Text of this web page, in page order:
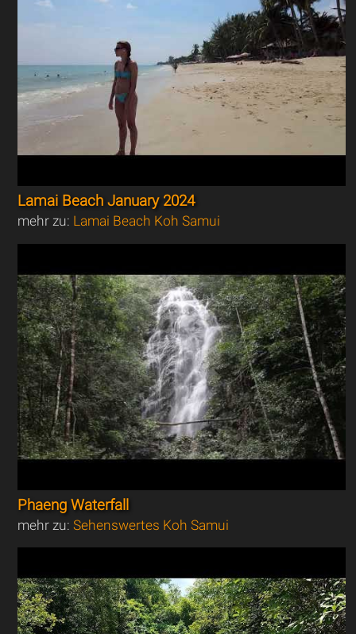
Lamai Beach January 2024
mehr zu: Lamai Beach Koh Samui
Phaeng Waterfall
mehr zu:Sehenswertes Koh Samui